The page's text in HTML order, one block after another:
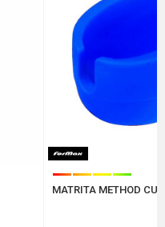
MATRITA METHOD CU